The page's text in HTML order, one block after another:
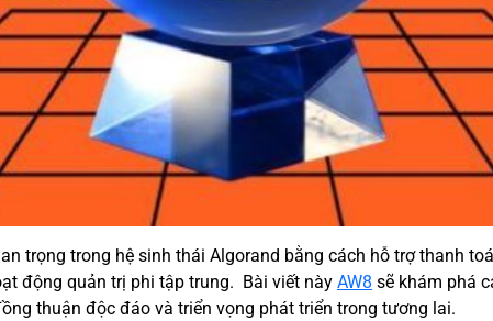
trọng trong hệ sinh thái Algorand bằng cách hỗ trợ thanh
động quản trị phi tập trung. Bài viết này AW8 sẽ khám phá
thuận độc đáo và triển vọng phát triển trong tương lai.